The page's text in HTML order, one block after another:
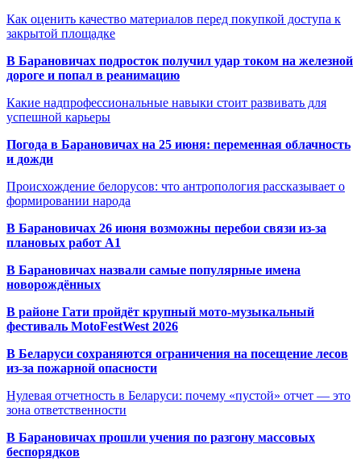
Как оценить качество материалов перед покупкой доступа к
закрытой площадке
В Барановичах подросток получил удар током на железной
дороге и попал в реанимацию
Какие надпрофессиональные навыки стоит развивать для
успешной карьеры
Погода в Барановичах на 25 июня: переменная облачность
и дожди
Происхождение белорусов: что антропология рассказывает о
формировании народа
В Барановичах 26 июня возможны перебои связи из-за
плановых работ A1
В Барановичах назвали самые популярные имена
новорождённых
В районе Гати пройдёт крупный мото-музыкальный
фестиваль MotoFestWest 2026
В Беларуси сохраняются ограничения на посещение лесов
из-за пожарной опасности
Нулевая отчетность в Беларуси: почему «пустой» отчет — это
зона ответственности
В Барановичах прошли учения по разгону массовых
беспорядков